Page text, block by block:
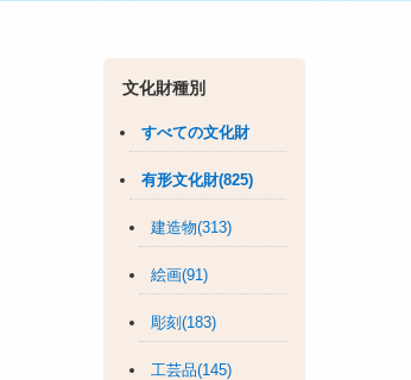
文化財種別
すべての文化財
有形文化財(825)
建造物(313)
絵画(91)
彫刻(183)
工芸品(145)